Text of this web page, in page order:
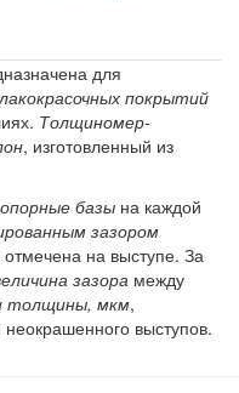
для
покрытий
Толщиномер-
, изготовленный из
базы на каждой
зазором
на выступе. За
зазора между
толщины, мкм,
выступов.